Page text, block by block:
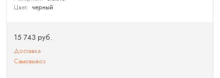
Цвет: черный
15 743 руб.
Доставка
Самовывоз